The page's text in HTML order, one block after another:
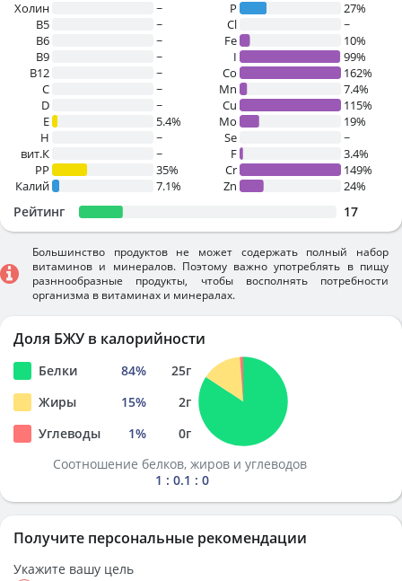
Холин
~
B5
~
B6
~
B9
~
B12
~
C
~
D
~
E
5.4%
H
~
вит.К
~
PP
35%
Калий
7.1%
P
27%
Cl
~
Fe
10%
I
99%
Co
162%
Mn
7.4%
Cu
115%
Mo
19%
Se
~
F
3.4%
Cr
149%
Zn
24%
Рейтинг 17
Большинство продуктов не может содержать полный набор
витаминов и минералов. Поэтому важно употреблять в пищу
разннообразные продукты, чтобы восполнять потребности
организма в витаминах и минералах.
Доля БЖУ в калорийности
Белки 84% 25г
Жиры
15% 2г
Углеводы
1% 0г
Соотношение белков, жиров и углеводов
1 : 0.1 : 0
Получите персональные рекомендации
Укажите вашу цель